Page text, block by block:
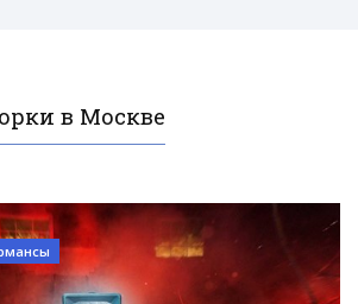
в Москве